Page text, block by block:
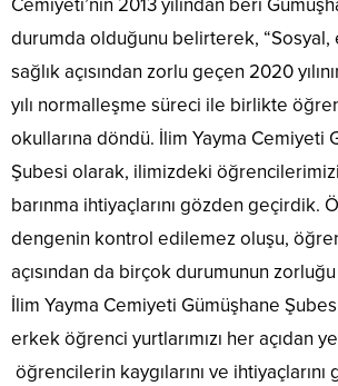
Cemiyeti’nin 2013 yılından beri
durumda olduğunu belirterek, “Sosyal,
sağlık açısından zorlu geçen 2020
yılı normalleşme süreci ile birlikte
okullarına döndü. İlim Yayma Cemiyeti
Şubesi olarak, ilimizdeki
barınma ihtiyaçlarını gözden geçirdik.
dengenin kontrol edilemez oluşu,
açısından da birçok durumunun
İlim Yayma Cemiyeti Gümüşhane
erkek öğrenci yurtlarımızı her açıdan
öğrencilerin kaygılarını ve ihtiyaçlarını